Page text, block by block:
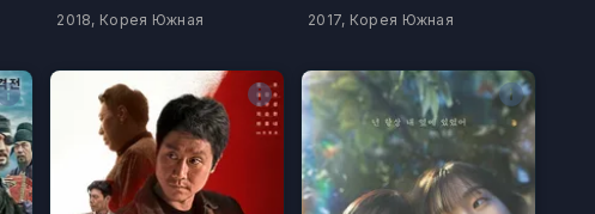
2018, Корея Южная
2017, Корея Южная